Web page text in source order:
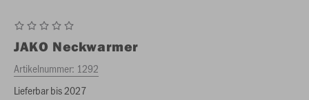
JAKO Neckwarmer
Artikelnummer: 1292
Lieferbar bis 2027